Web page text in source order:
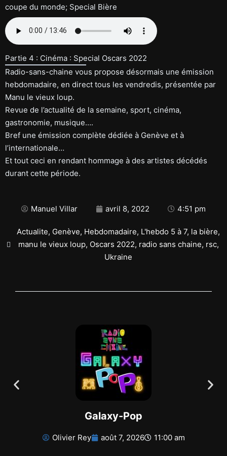
coupe du monde; Special Bière
Partie 4 : Cinéma : Special Oscars 2022
Radio-sans-chaine vous propose désormais une émission
hebdomadaire, en direct tous les vendredis, présentée par
Manu le vieux loup.
Revue de l’actualité de la semaine, sport, cinéma,
gastronomie, musique….
Bref une émission complète dédiée à Genève et à
l’internationale…
Et tout ceci en rendant hommage à des artistes décédés
durant cette période.
Manuel Villar avril 8, 2022 4:51 pm
Actualite, Genève, Hebdomadaire, L'hebdo 5 à 7, la bière,
manu le vieux loup, Oscars 2022, radio sans chaine, rsc,
Ukraine
Galaxy-Pop
Olivier Rey août 7, 2026 11:00 am